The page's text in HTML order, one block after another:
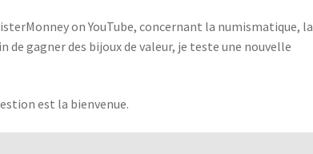
on YouTube, concernant la numismatique, la
gagner des bijoux de valeur, je teste une nouvelle
est la bienvenue.